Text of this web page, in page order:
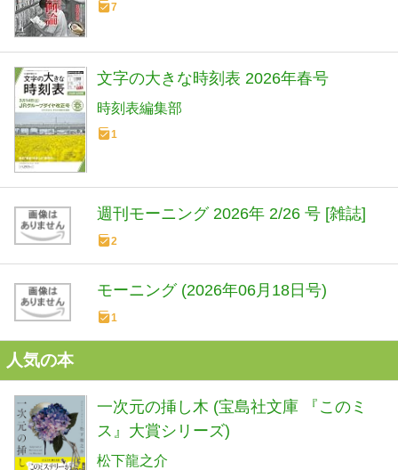
7
文字の大きな時刻表 2026年春号
時刻表編集部
1
週刊モーニング 2026年 2/26 号 [雑誌]
2
モーニング (2026年06月18日号)
1
人気の本
一次元の挿し木 (宝島社文庫 『このミ
ス』大賞シリーズ)
松下龍之介